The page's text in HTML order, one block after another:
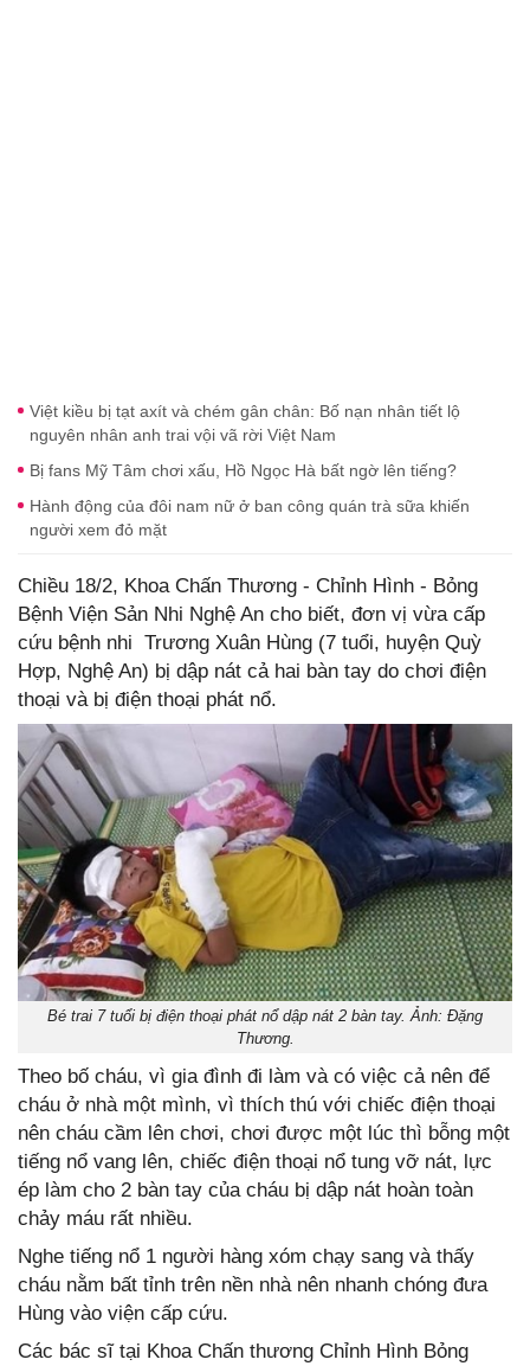
Việt kiều bị tạt axít và chém gân chân: Bố nạn nhân tiết lộ
nguyên nhân anh trai vội vã rời Việt Nam
Bị fans Mỹ Tâm chơi xấu, Hồ Ngọc Hà bất ngờ lên tiếng?
Hành động của đôi nam nữ ở ban công quán trà sữa khiến
người xem đỏ mặt
Chiều 18/2, Khoa Chấn Thương - Chỉnh Hình - Bỏng
Bệnh Viện Sản Nhi Nghệ An cho biết, đơn vị vừa cấp
cứu bệnh nhi Trương Xuân Hùng (7 tuổi, huyện Quỳ
Hợp, Nghệ An) bị dập nát cả hai bàn tay do chơi điện
thoại và bị điện thoại phát nổ.
Bé trai 7 tuổi bị điện thoại phát nổ dập nát 2 bàn tay. Ảnh: Đặng
Thương.
Theo bố cháu, vì gia đình đi làm và có việc cả nên để
cháu ở nhà một mình, vì thích thú với chiếc điện thoại
nên cháu cầm lên chơi, chơi được một lúc thì bỗng một
tiếng nổ vang lên, chiếc điện thoại nổ tung vỡ nát, lực
ép làm cho 2 bàn tay của cháu bị dập nát hoàn toàn
chảy máu rất nhiều.
Nghe tiếng nổ 1 người hàng xóm chạy sang và thấy
cháu nằm bất tỉnh trên nền nhà nên nhanh chóng đưa
Hùng vào viện cấp cứu.
Các bác sĩ tại Khoa Chấn thương Chỉnh Hình Bỏng